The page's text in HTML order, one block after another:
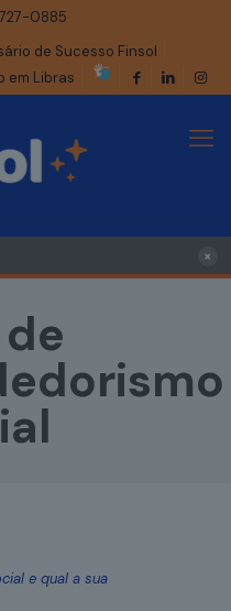
0885
de Sucesso Finsol
em Libras
×
e qual a sua